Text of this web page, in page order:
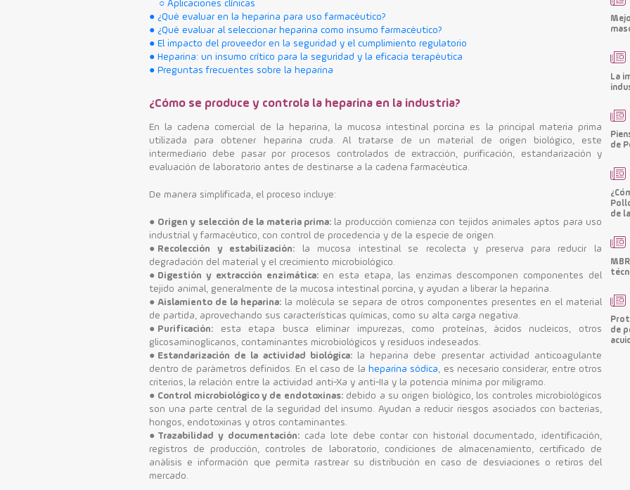
○ Aplicaciones clínicas
● ¿Qué evaluar en la heparina para uso farmacéutico?
● ¿Qué evaluar al seleccionar heparina como insumo farmacéutico?
● El impacto del proveedor en la seguridad y el cumplimiento regulatorio
● Heparina: un insumo crítico para la seguridad y la eficacia terapéutica
● Preguntas frecuentes sobre la heparina
¿Cómo se produce y controla la heparina en la industria?
En la cadena comercial de la heparina, la mucosa intestinal porcina es la principal materia prima
utilizada para obtener heparina cruda. Al tratarse de un material de origen biológico, este
intermediario debe pasar por procesos controlados de extracción, purificación, estandarización y
evaluación de laboratorio antes de destinarse a la cadena farmacéutica.
De manera simplificada, el proceso incluye:
● Origen y selección de la materia prima: la producción comienza con tejidos animales aptos para uso
industrial y farmacéutico, con control de procedencia y de la especie de origen.
● Recolección y estabilización: la mucosa intestinal se recolecta y preserva para reducir la
degradación del material y el crecimiento microbiológico.
● Digestión y extracción enzimática:en esta etapa, las enzimas descomponen componentes del
tejido animal, generalmente de la mucosa intestinal porcina, y ayudan a liberar la heparina.
●Aislamiento de la heparina: la molécula se separa de otros componentes presentes en el material
de partida, aprovechando sus características químicas, como su alta carga negativa.
● Purificación: esta etapa busca eliminar impurezas, como proteínas, ácidos nucleicos, otros
glicosaminoglicanos, contaminantes microbiológicos y residuos indeseados.
● Estandarización de la actividad biológica:la heparina debe presentar actividad anticoagulante
dentro de parámetros definidos. En el caso de la heparina sódica, es necesario considerar, entre otros
criterios, la relación entre la actividad anti-Xa y anti-IIa y la potencia mínima por miligramo.
● Control microbiológico y de endotoxinas:debido a su origen biológico, los controles microbiológicos
son una parte central de la seguridad del insumo. Ayudan a reducir riesgos asociados con bacterias,
hongos, endotoxinas y otros contaminantes.
● Trazabilidad y documentación:cada lote debe contar con historial documentado, identificación,
registros de producción, controles de laboratorio, condiciones de almacenamiento, certificado de
análisis e información que permita rastrear su distribución en caso de desviaciones o retiros del
mercado.
La
de
de
de